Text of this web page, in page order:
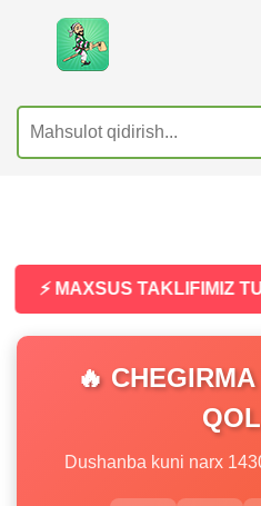
⚡ MAXSUS TAKLIFIMIZ
🔥
Dushanba kuni narx